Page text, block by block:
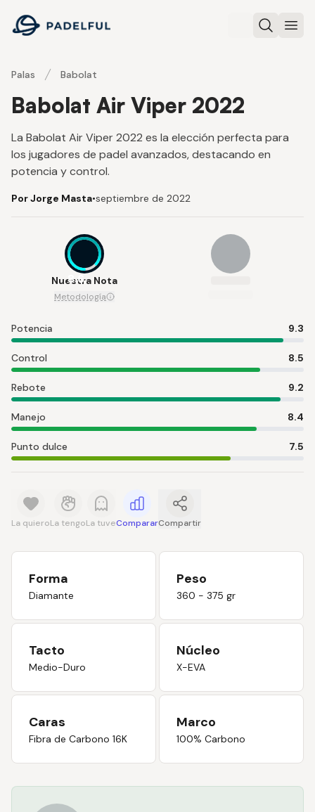
Padelful
Buscar
Palas Babolat
Babolat Air Viper 2022
La Babolat Air Viper 2022 es la elección perfecta para
los jugadores de padel avanzados, destacando en
potencia y control.
Por Jorge Masta•septiembre de 2022
8.6
Nuestra Nota
Metodología
Potencia 9.3
Control 8.5
Rebote 9.2
Manejo 8.4
Punto dulce 7.5
La quieroLa tengoLa tuveCompararCompartir
Forma
Diamante
Peso
360 - 375 gr
Tacto
Medio-Duro
Núcleo
X-EVA
Caras
Fibra de Carbono 16K
Marco
100% Carbono